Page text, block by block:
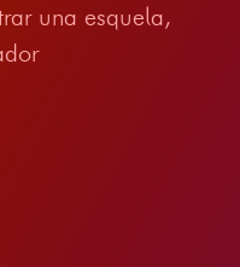
una esquela,